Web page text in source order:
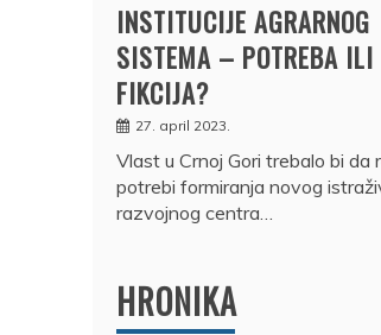
INSTITUCIJE AGRARNOG
SISTEMA – POTREBA ILI
FIKCIJA?
27. april 2023.
Vlast u Crnoj Gori trebalo bi da
potrebi formiranja novog
razvojnog centra…
HRONIKA